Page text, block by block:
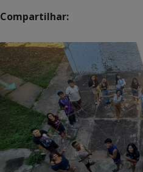
Compartilhar: